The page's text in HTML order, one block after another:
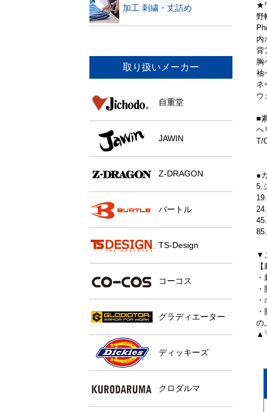
加工 刺繍・丈詰め
取り扱いメーカー
自重堂
JAWIN
Z-DRAGON
バートル
TS-Design
コーコス
グラディエーター
ディッキーズ
クロダルマ
★
野
内
背
胸
袖
ネ
ウ
■
ヘ
T/
●
5.
▼
の